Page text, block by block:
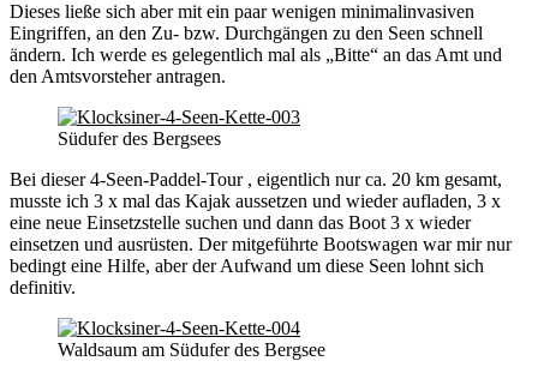
Dieses ließe sich aber mit ein paar wenigen minimalinvasiven
Eingriffen, an den Zu- bzw. Durchgängen zu den Seen schnell
ändern. Ich werde es gelegentlich mal als „Bitte“ an das Amt und
den Amtsvorsteher antragen.
Südufer des Bergsees
Bei dieser 4-Seen-Paddel-Tour , eigentlich nur ca. 20 km gesamt,
musste ich 3 x mal das Kajak aussetzen und wieder aufladen, 3 x
eine neue Einsetzstelle suchen und dann das Boot 3 x wieder
einsetzen und ausrüsten. Der mitgeführte Bootswagen war mir nur
bedingt eine Hilfe, aber der Aufwand um diese Seen lohnt sich
definitiv.
Waldsaum am Südufer des Bergsee